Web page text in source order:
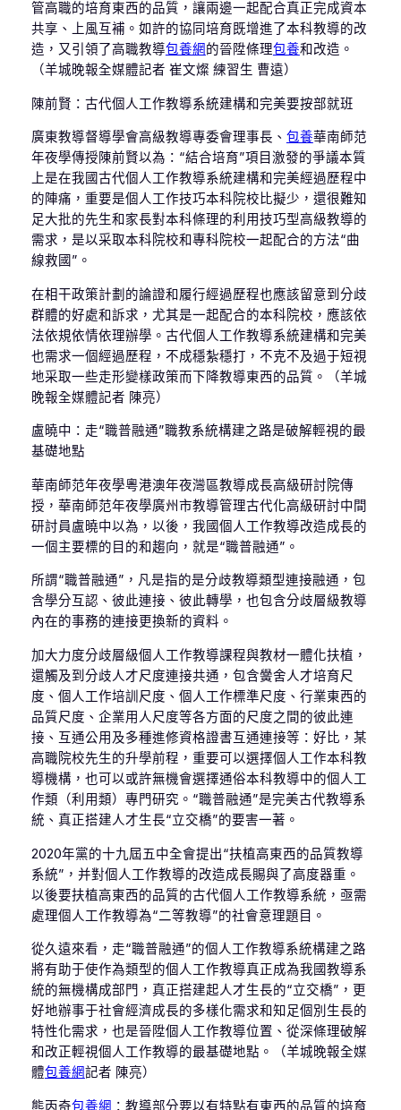
管高職的培育東西的品質，讓兩邊一起配合真正完成資本
共享、上風互補。如許的協同培育既增進了本科教導的改
造，又引領了高職教導包養網的晉陞條理包養和改造。
（羊城晚報全媒體記者 崔文燦 練習生 曹遠）
陳前賢：古代個人工作教導系統建構和完美要按部就班
廣東教導督導學會高級教導專委會理事長、 包養華南師范
年夜學傳授陳前賢以為：“結合培育”項目激發的爭議本質
上是在我國古代個人工作教導系統建構和完美經過歷程中
的陣痛，重要是個人工作技巧本科院校比擬少，還很難知
足大批的先生和家長對本科條理的利用技巧型高級教導的
需求，是以采取本科院校和專科院校一起配合的方法“曲
線救國”。
在相干政策計劃的論證和履行經過歷程也應該留意到分歧
群體的好處和訴求，尤其是一起配合的本科院校，應該依
法依規依情依理辦學。古代個人工作教導系統建構和完美
也需求一個經過歷程，不成穩紮穩打，不克不及過于短視
地采取一些走形變樣政策而下降教導東西的品質。（羊城
晚報全媒體記者 陳亮）
盧曉中：走“職普融通”職教系統構建之路是破解輕視的最
基礎地點
華南師范年夜學粵港澳年夜灣區教導成長高級研討院傳
授，華南師范年夜學廣州市教導管理古代化高級研討中間
研討員盧曉中以為，以後，我國個人工作教導改造成長的
一個主要標的目的和趨向，就是“職普融通”。
所謂“職普融通”，凡是指的是分歧教導類型連接融通，包
含學分互認、彼此連接、彼此轉學，也包含分歧層級教導
內在的事務的連接更換新的資料。
加大力度分歧層級個人工作教導課程與教材一體化扶植，
還觸及到分歧人才尺度連接共通，包含黌舍人才培育尺
度、個人工作培訓尺度、個人工作標準尺度、行業東西的
品質尺度、企業用人尺度等各方面的尺度之間的彼此連
接、互通公用及多種進修資格證書互通連接等：好比，某
高職院校先生的升學前程，重要可以選擇個人工作本科教
導機構，也可以或許無機會選擇通俗本科教導中的個人工
作類（利用類）專門研究。“職普融通”是完美古代教導系
統、真正搭建人才生長“立交橋”的要害一著。
2020年黨的十九屆五中全會提出“扶植高東西的品質教導
系統”，并對個人工作教導的改造成長賜與了高度器重。
以後要扶植高東西的品質的古代個人工作教導系統，亟需
處理個人工作教導為“二等教導”的社會意理題目。
從久遠來看，走“職普融通”的個人工作教導系統構建之路
將有助于使作為類型的個人工作教導真正成為我國教導系
統的無機構成部門，真正搭建起人才生長的“立交橋”，更
好地辦事于社會經濟成長的多樣化需求和知足個別生長的
特性化需求，也是晉陞個人工作教導位置、從深條理破解
和改正輕視個人工作教導的最基礎地點。（羊城晚報全媒
體包養網記者 陳亮）
熊丙奇包養網 ：教導部分要以有特點有東西的品質的培育